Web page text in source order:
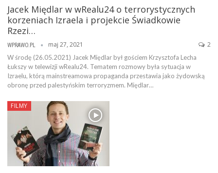
Jacek Międlar w wRealu24 o terrorystycznych
korzeniach Izraela i projekcie Świadkowie
Rzezi…
WPRAWO.PL maj 27, 2021 2
W środę (26.05.2021) Jacek Międlar był gościem Krzysztofa Lecha
Łukszy w telewizji wRealu24. Tematem rozmowy była sytuacja w
Izraelu, którą mainstreamowa propaganda przestawia jako żydowską
obronę przed palestyńskim terroryzmem. Międlar…
FILMY